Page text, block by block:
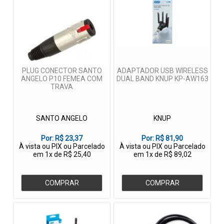
PLUG CONECTOR SANTO
ANGELO P10 FEMEA COM
TRAVA
SANTO ANGELO
Por: R$ 23,37
À vista ou PIX ou Parcelado
em 1x de R$ 25,40
COMPRAR
ADAPTADOR USB WIRELESS
DUAL BAND KNUP KP-AW163
KNUP
Por: R$ 81,90
À vista ou PIX ou Parcelado
em 1x de R$ 89,02
COMPRAR